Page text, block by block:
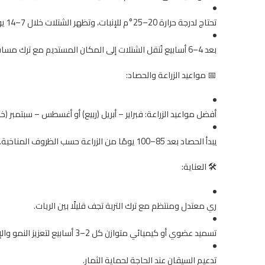
تحتاج لدرجة حرارة 20–25°م للإنبات، وتظهر الشتلات خلال 7–14 يومًا.
بعد 4–6 أسابيع تُنقل الشتلات إلى المكان المستديم مع ترك مسافة 40–60 سم بين النباتات.
📅 مواعيد الزراعة والحصاد:
أفضل مواعيد الزراعة: فبراير – أبريل (ربيع) أو أغسطس – سبتمبر
يبدأ الحصاد بعد 85–100 يومًا من الزراعة حسب الظروف المناخية.
🛠️ العناية:
ري معتدل ومنتظم مع ترك التربة تجف قليلًا بين الريات.
تسميد عضوي أو كيميائي متوازن كل 2–3 أسابيع لتعزيز النمو والإنتاج.
تدعيم السيقان عند الحاجة لحماية الثمار.